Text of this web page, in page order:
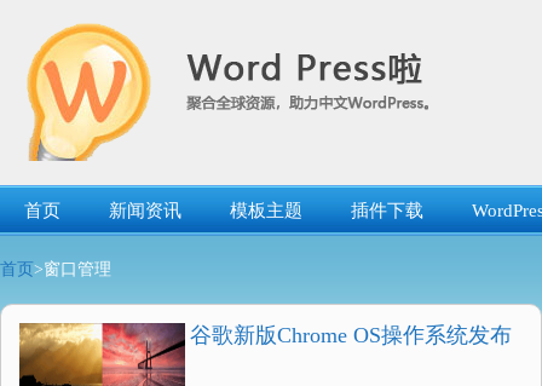
首页 新闻资讯 模板主题 插件下载
首页 >窗口管理
谷歌新版Chrome OS操作系统发布